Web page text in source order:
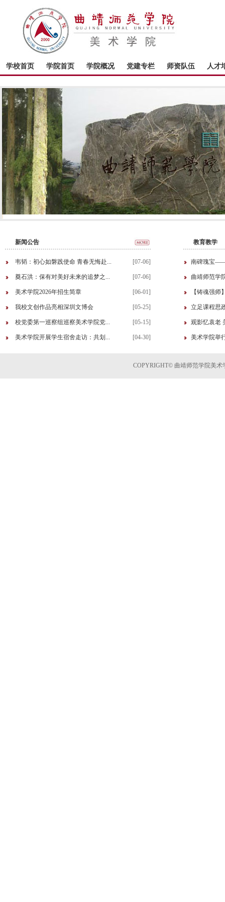
学校首页 学院首页 学院概况 党建专栏 师资队伍 人才
新闻公告
韦韬：初心如磐践使命 青春无悔赴... [07-06]
奠石洪：保有对美好未来的追梦之... [07-06]
美术学院2026年招生简章 [06-01]
我校文创作品亮相深圳文博会 [05-25]
校党委第一巡察组巡察美术学院党... [05-15]
美术学院开展学生宿舍走访：共划... [04-30]
教育教学
南碑瑰宝
曲靖师范学
【铸魂强师
立足课程思
观影忆袁老
美术学院举
COPYRIGHT© 曲靖师范学院美术